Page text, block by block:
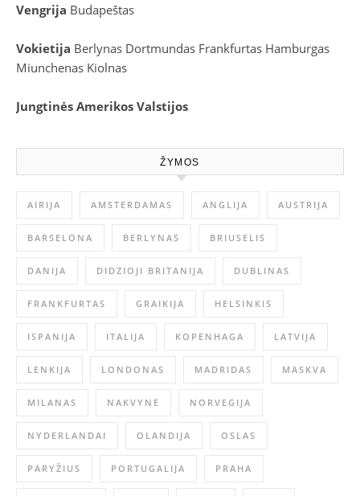
Vengrija Budapeštas
Vokietija Berlynas Dortmundas Frankfurtas Hamburgas
Miunchenas Kiolnas
Jungtinės Amerikos Valstijos
ŽYMOS
AIRIJA AMSTERDAMAS ANGLIJA AUSTRIJA
BARSELONA BERLYNAS BRIUSELIS
DANIJA DIDZIOJI BRITANIJA DUBLINAS
FRANKFURTAS GRAIKIJA HELSINKIS
ISPANIJA ITALIJA KOPENHAGA LATVIJA
LENKIJA LONDONAS MADRIDAS MASKVA
MILANAS NAKVYNĖ NORVEGIJA
NYDERLANDAI OLANDIJA OSLAS
PARYŽIUS PORTUGALIJA PRAHA